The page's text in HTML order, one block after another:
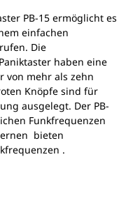
PB-15 ermöglicht es
einfachen
Die
haben eine
von mehr als zehn
Knöpfe sind für
ausgelegt. Der PB-
Funkfrequenzen
bieten
.